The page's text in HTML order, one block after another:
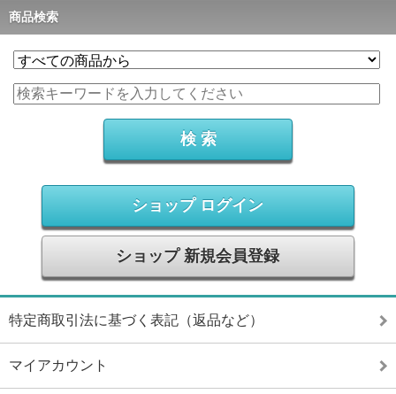
商品検索
ショップ ログイン
ショップ 新規会員登録
特定商取引法に基づく表記（返品など）
マイアカウント